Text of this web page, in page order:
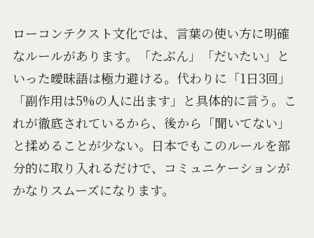
ローコンテクスト文化では、言葉の使い方に明確
なルールがあります。「たぶん」「だいたい」と
いった曖昧語は極力避ける。代わりに「1日3回」
「副作用は5%の人に出ます」と具体的に言う。こ
れが徹底されているから、後から「聞いてない」
と揉めることが少ない。日本でもこのルールを部
分的に取り入れるだけで、コミュニケーションが
かなりスムーズになります。